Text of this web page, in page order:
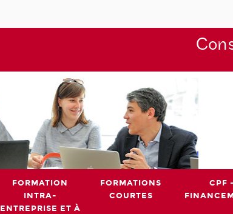
FORMATION
INTRA-
ENTREPRISE ET À
FORMATIONS
COURTES
CPF -